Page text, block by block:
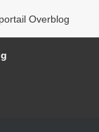
Overblog